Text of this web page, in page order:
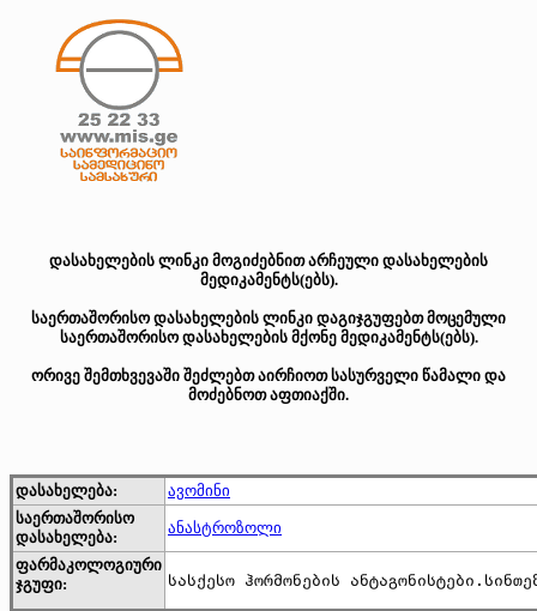
დასახელების ლინკი მოგიძებნით არჩეული დასახელების
მედიკამენტს(ებს).
საერთაშორისო დასახელების ლინკი დაგიჯგუფებთ მოცემული
საერთაშორისო დასახელების მქონე მედიკამენტს(ებს).
ორივე შემთხვევაში შეძლებთ აირჩიოთ სასურველი წამალი და
მოძებნოთ აფთიაქში.
დასახელება:
ავომინი
საერთაშორისო
დასახელება:
ანასტროზოლი
ფარმაკოლოგიური
ჯგუფი:
სასქესო ჰორმონების